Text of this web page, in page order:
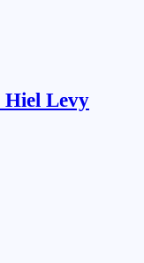
Hiel Levy